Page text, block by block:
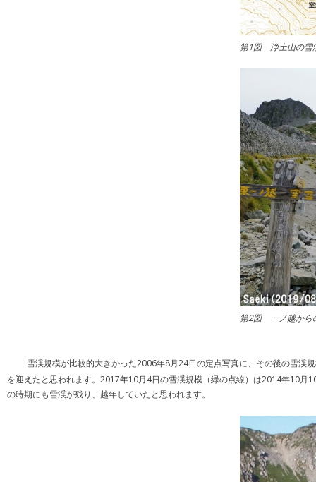
第1図 浄土山の雪
第2図 一ノ越から
雪渓規模が比較的大きかった2006年8月24日の定点写真に、その後の雪渓
を迎えたと思われます。2017年10月4日の雪渓規模（緑の点線）は2014年10
の時期にも雪渓が残り、越年していたと思われます。